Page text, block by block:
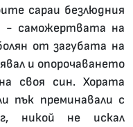
сараи безлюдния
- саможертвата на
от загубата на
и опорочаването
своя син. Хората
пък преминавали с
никой не искал